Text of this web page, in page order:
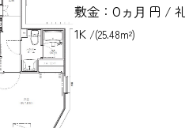
敷金： 0ヵ月 円 /
1K /(25.48m²)